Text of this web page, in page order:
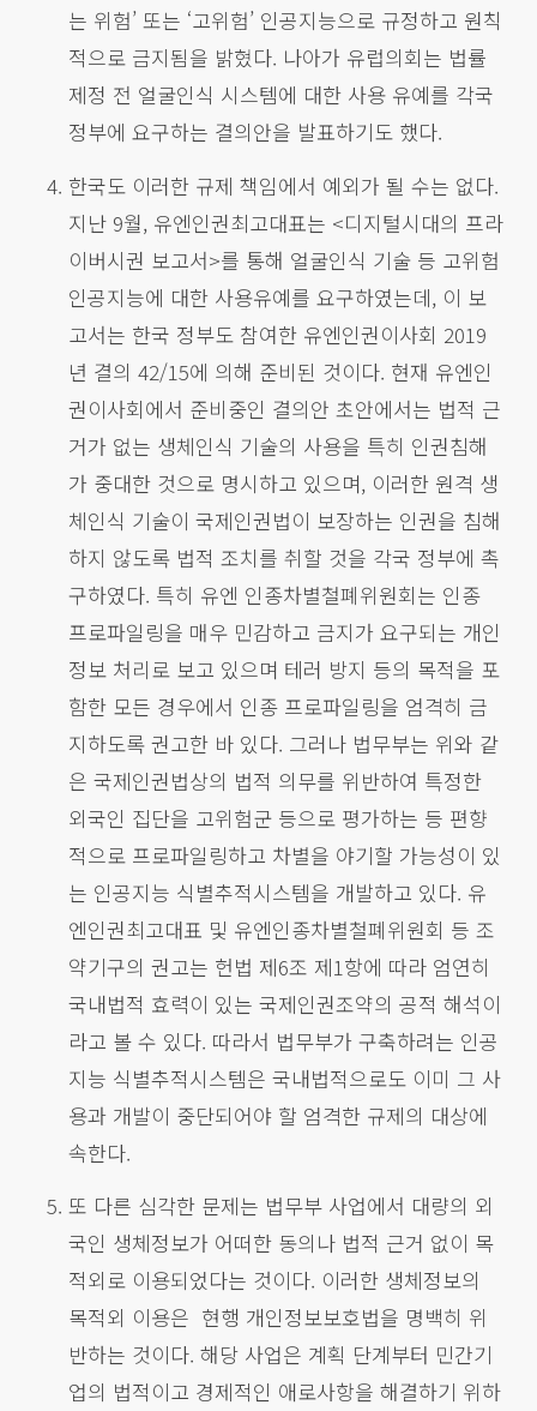
는 위험’ 또는 ‘고위험’ 인공지능으로 규정하고 원칙
적으로 금지됨을 밝혔다. 나아가 유럽의회는 법률
제정 전 얼굴인식 시스템에 대한 사용 유예를 각국
정부에 요구하는 결의안을 발표하기도 했다.
한국도 이러한 규제 책임에서 예외가 될 수는 없다.
지난 9월, 유엔인권최고대표는 <디지털시대의 프라
이버시권 보고서>를 통해 얼굴인식 기술 등 고위험
인공지능에 대한 사용유예를 요구하였는데, 이 보
고서는 한국 정부도 참여한 유엔인권이사회 2019
년 결의 42/15에 의해 준비된 것이다. 현재 유엔인
권이사회에서 준비중인 결의안 초안에서는 법적 근
거가 없는 생체인식 기술의 사용을 특히 인권침해
가 중대한 것으로 명시하고 있으며, 이러한 원격 생
체인식 기술이 국제인권법이 보장하는 인권을 침해
하지 않도록 법적 조치를 취할 것을 각국 정부에 촉
구하였다. 특히 유엔 인종차별철폐위원회는 인종
프로파일링을 매우 민감하고 금지가 요구되는 개인
정보 처리로 보고 있으며 테러 방지 등의 목적을 포
함한 모든 경우에서 인종 프로파일링을 엄격히 금
지하도록 권고한 바 있다. 그러나 법무부는 위와 같
은 국제인권법상의 법적 의무를 위반하여 특정한
외국인 집단을 고위험군 등으로 평가하는 등 편향
적으로 프로파일링하고 차별을 야기할 가능성이 있
는 인공지능 식별추적시스템을 개발하고 있다. 유
엔인권최고대표 및 유엔인종차별철폐위원회 등 조
약기구의 권고는 헌법 제6조 제1항에 따라 엄연히
국내법적 효력이 있는 국제인권조약의 공적 해석이
라고 볼 수 있다. 따라서 법무부가 구축하려는 인공
지능 식별추적시스템은 국내법적으로도 이미 그 사
용과 개발이 중단되어야 할 엄격한 규제의 대상에
속한다.
또 다른 심각한 문제는 법무부 사업에서 대량의 외
국인 생체정보가 어떠한 동의나 법적 근거 없이 목
적외로 이용되었다는 것이다. 이러한 생체정보의
목적외 이용은 현행 개인정보보호법을 명백히 위
반하는 것이다. 해당 사업은 계획 단계부터 민간기
업의 법적이고 경제적인 애로사항을 해결하기 위하